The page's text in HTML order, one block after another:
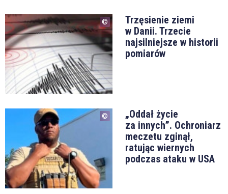
Trzęsienie ziemi
w Danii. Trzecie
najsilniejsze w historii
pomiarów
„Oddał życie
za innych”. Ochroniarz
meczetu zginął,
ratując wiernych
podczas ataku w USA